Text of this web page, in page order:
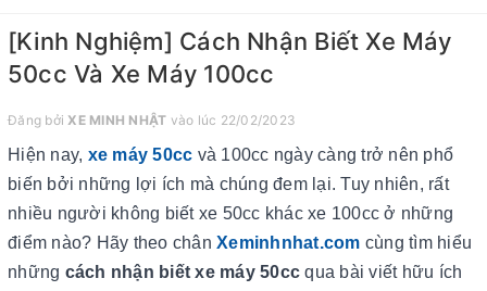
[Kinh Nghiệm] Cách Nhận Biết Xe Máy
50cc Và Xe Máy 100cc
Đăng bởiXE MINH NHẬT vào lúc 22/02/2023
Hiện nay, xe máy 50cc và 100cc ngày càng trở nên phổ
biến bởi những lợi ích mà chúng đem lại. Tuy nhiên, rất
nhiều người không biết xe 50cc khác xe 100cc ở những
điểm nào? Hãy theo chân Xeminhnhat.com cùng tìm hiểu
những cách nhận biết xe máy 50cc qua bài viết hữu ích